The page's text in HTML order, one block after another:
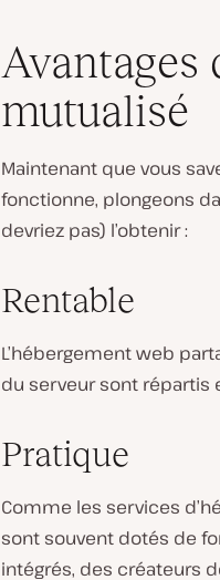
Avantages
mutualisé
Maintenant que vous
fonctionne, plongeons
devriez pas) l’obtenir :
Rentable
L’hébergement web
du serveur sont répartis
Pratique
Comme les services
sont souvent dotés de
intégrés, des créateurs